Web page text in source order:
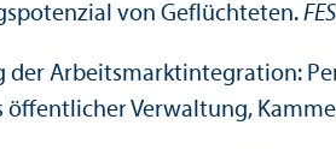
von Geflüchteten.
der Arbeits­markt­integration:
Verwaltung,